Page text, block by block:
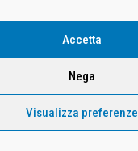
Accetta
Nega
Visualizza preferenze